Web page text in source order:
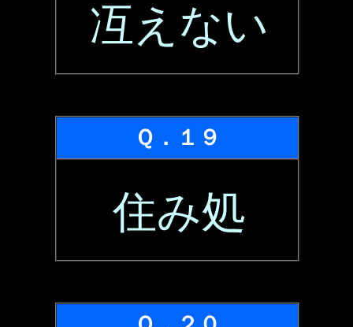
冱えない
Ｑ．１９
住み処